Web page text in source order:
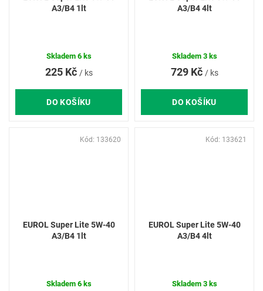
A3/B4 1lt
225 Kč / ks
DO KOŠÍKU
Skladem 6 ks
A3/B4 4lt
729 Kč / ks
DO KOŠÍKU
Skladem 3 ks
EUROL Super Lite 5W-40
A3/B4 1lt
Skladem 6 ks
Kód: 133620
EUROL Super Lite 5W-40
A3/B4 4lt
Skladem 3 ks
Kód: 133621